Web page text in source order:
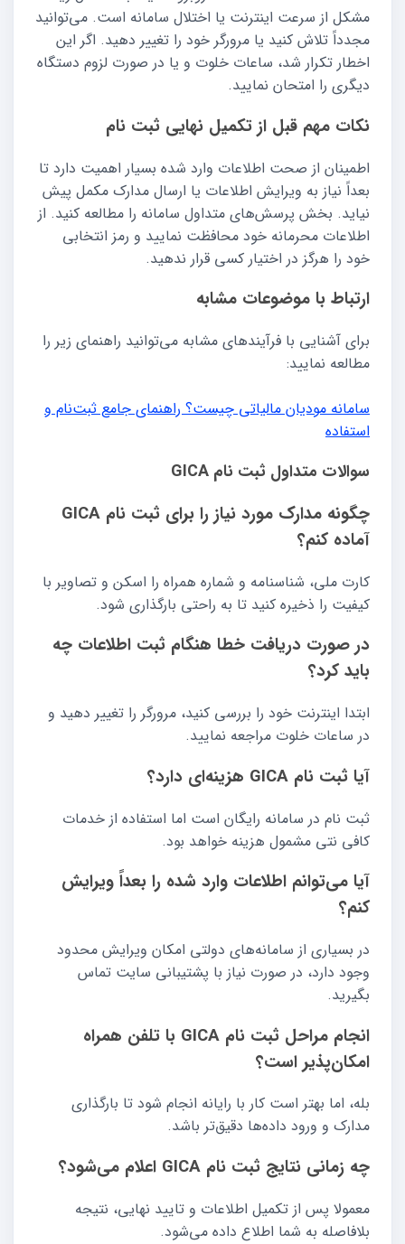
مشکل از سرعت اینترنت یا اختلال سامانه است. می‌توانید
مجدداً تلاش کنید یا مرورگر خود را تغییر دهید. اگر این
اخطار تکرار شد، ساعات خلوت و یا در صورت لزوم دستگاه
دیگری را امتحان نمایید.
نکات مهم قبل از تکمیل نهایی ثبت نام
اطمینان از صحت اطلاعات وارد شده بسیار اهمیت دارد تا
بعداً نیاز به ویرایش اطلاعات یا ارسال مدارک مکمل پیش
نیاید. بخش پرسش‌های متداول سامانه را مطالعه کنید. از
اطلاعات محرمانه خود محافظت نمایید و رمز انتخابی
خود را هرگز در اختیار کسی قرار ندهید.
ارتباط با موضوعات مشابه
برای آشنایی با فرآیندهای مشابه می‌توانید راهنمای زیر را
مطالعه نمایید:
سامانه مودیان مالیاتی چیست؟ راهنمای جامع ثبت‌نام و
استفاده
سوالات متداول ثبت نام GICA
چگونه مدارک مورد نیاز را برای ثبت نام GICA
آماده کنم؟
کارت ملی، شناسنامه و شماره همراه را اسکن و تصاویر با
کیفیت را ذخیره کنید تا به راحتی بارگذاری شود.
در صورت دریافت خطا هنگام ثبت اطلاعات چه
باید کرد؟
ابتدا اینترنت خود را بررسی کنید، مرورگر را تغییر دهید و
در ساعات خلوت مراجعه نمایید.
آیا ثبت نام GICA هزینه‌ای دارد؟
ثبت نام در سامانه رایگان است اما استفاده از خدمات
کافی نتی مشمول هزینه خواهد بود.
آیا می‌توانم اطلاعات وارد شده را بعداً ویرایش
کنم؟
در بسیاری از سامانه‌های دولتی امکان ویرایش محدود
وجود دارد، در صورت نیاز با پشتیبانی سایت تماس
بگیرید.
انجام مراحل ثبت نام GICA با تلفن همراه
امکان‌پذیر است؟
بله، اما بهتر است کار با رایانه انجام شود تا بارگذاری
مدارک و ورود داده‌ها دقیق‌تر باشد.
چه زمانی نتایج ثبت نام GICA اعلام می‌شود؟
معمولا پس از تکمیل اطلاعات و تایید نهایی، نتیجه
بلافاصله به شما اطلاع داده می‌شود.